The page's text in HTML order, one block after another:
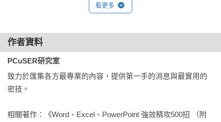
網路就是學密技，電腦疑難雜症整療室，PC有問題急救病院。
網路就是當站長，Blog外掛情報、網賺資源特搜，部落客升級
必學心法。
07.Download封面專題：Topic
深入研究各種抓檔技巧、下載撇步、網路傳輸訣竅，掌握最
看更多
作者資料
PCuSER研究室
致力於匯集各方最專業的內容，提供第一手的消息與最實用的
密技。
相關著作：《Word、Excel、PowerPoint 強效精攻500招 （附